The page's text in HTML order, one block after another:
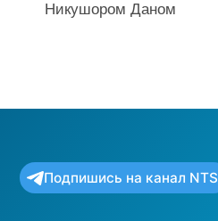
Никушором Даном
Подпишись на канал NTS